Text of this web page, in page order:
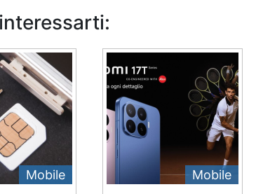
Mobile Mobile